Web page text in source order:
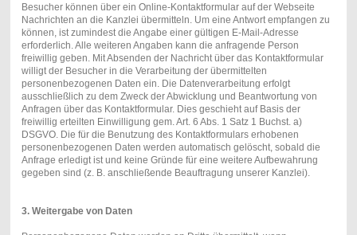
Besucher können über ein Online-Kontaktformular auf der Webseite
Nachrichten an die Kanzlei übermitteln. Um eine Antwort empfangen zu
können, ist zumindest die Angabe einer gültigen E-Mail-Adresse
erforderlich. Alle weiteren Angaben kann die anfragende Person
freiwillig geben. Mit Absenden der Nachricht über das Kontaktformular
willigt der Besucher in die Verarbeitung der übermittelten
personenbezogenen Daten ein. Die Datenverarbeitung erfolgt
ausschließlich zu dem Zweck der Abwicklung und Beantwortung von
Anfragen über das Kontaktformular. Dies geschieht auf Basis der
freiwillig erteilten Einwilligung gem. Art. 6 Abs. 1 Satz 1 Buchst. a)
DSGVO. Die für die Benutzung des Kontaktformulars erhobenen
personenbezogenen Daten werden automatisch gelöscht, sobald die
Anfrage erledigt ist und keine Gründe für eine weitere Aufbewahrung
gegeben sind (z. B. anschließende Beauftragung unserer Kanzlei).
3. Weitergabe von Daten